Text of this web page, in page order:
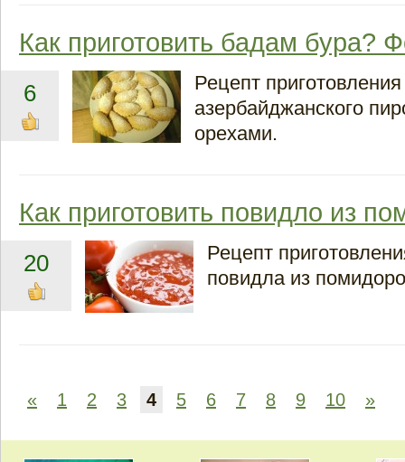
Как приготовить бадам бура?
6
Рецепт
азербайджанского
орехами.
Как приготовить повидло из
20
Рецепт
повидла из
« 1 2 3 4 5 6 7 8 9 10 »